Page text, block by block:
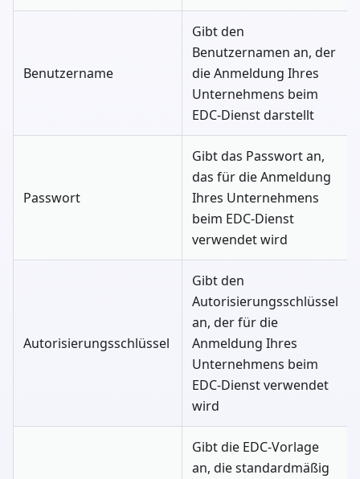
Benutzername
Gibt den
Benutzernamen an, der
die Anmeldung Ihres
Unternehmens beim
EDC-Dienst darstellt
Passwort
Gibt das Passwort an,
das für die Anmeldung
Ihres Unternehmens
beim EDC-Dienst
verwendet wird
Autorisierungsschlüssel
Gibt den
Autorisierungsschlüssel
an, der für die
Anmeldung Ihres
Unternehmens beim
EDC-Dienst verwendet
wird
Gibt die EDC-Vorlage
an, die standardmäßig